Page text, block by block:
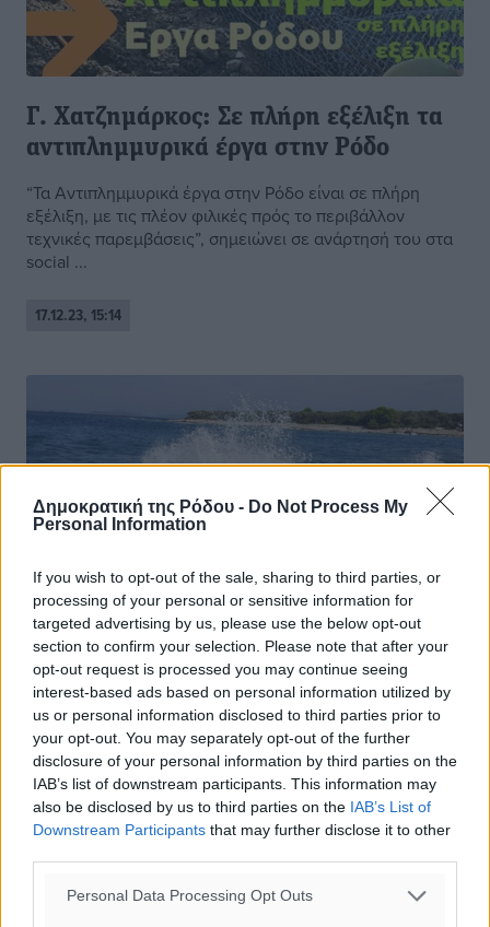
Δημοκρατική της Ρόδου - Do Not Process My
Personal Information
If you wish to opt-out of the sale, sharing to third parties, or
processing of your personal or sensitive information for
targeted advertising by us, please use the below opt-out
section to confirm your selection. Please note that after your
opt-out request is processed you may continue seeing
interest-based ads based on personal information utilized by
us or personal information disclosed to third parties prior to
your opt-out. You may separately opt-out of the further
disclosure of your personal information by third parties on the
IAB’s list of downstream participants. This information may
also be disclosed by us to third parties on the IAB’s List of
Downstream Participants that may further disclose it to other
Personal Data Processing Opt Outs
Γ. Χατζημάρκος: Σε πλήρη εξέλιξη τα
αντιπλημμυρικά έργα στην Ρόδο
“Τα Αντιπλημμυρικά έργα στην Ρόδο είναι σε πλήρη
εξέλιξη, με τις πλέον φιλικές πρός το περιβάλλον
τεχνικές παρεμβάσεις”, σημειώνει σε ανάρτησή του στα
social ...
17.12.23, 15:14
Ψηφιακοί νομάδες: Οι 10 κορυφαίοι
προορισμοί, γιατί η Ελλάδα δεν είναι
σε αυτούς και το 3μηνο project στη
Ρόδο
προορισμό για τους ψηφιακούς νομάδες και τι λείπει